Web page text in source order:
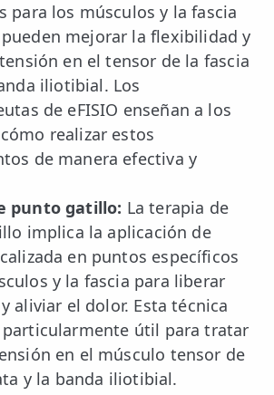
para los músculos y la fascia
mejorar la flexibilidad y
en el tensor de la fascia
iliotibial. Los
de eFISIO enseñan a los
realizar estos
de manera efectiva y
punto gatillo: La terapia de
implica la aplicación de
en puntos específicos
y la fascia para liberar
aliviar el dolor. Esta técnica
particularmente útil para tratar
en el músculo tensor de
y la banda iliotibial.